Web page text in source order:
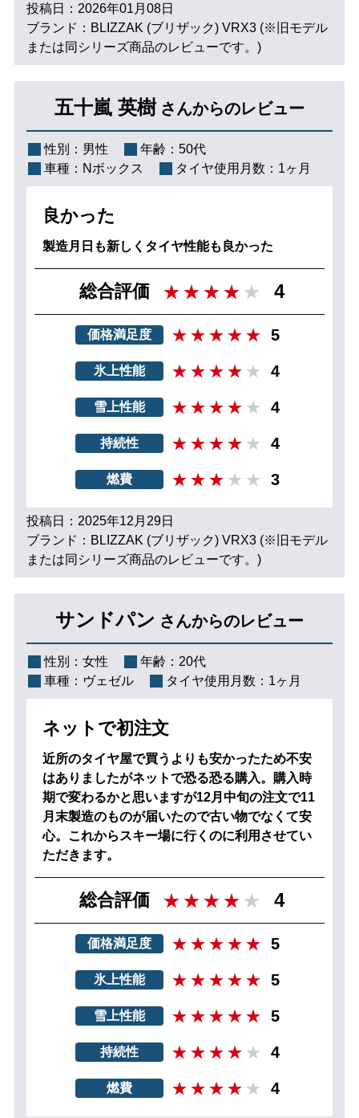
投稿日：2026年01月08日
ブランド：BLIZZAK (ブリザック) VRX3 (※旧モデル
または同シリーズ商品のレビューです。)
五十嵐 英樹 さんからのレビュー
性別： 男性 年齢： 50代
車種： Nボックス タイヤ使用月数： 1ヶ月
良かった
製造月日も新しくタイヤ性能も良かった
総合評価 4
価格満足度 5
氷上性能 4
雪上性能 4
持続性 4
燃費 3
投稿日：2025年12月29日
ブランド：BLIZZAK (ブリザック) VRX3 (※旧モデル
または同シリーズ商品のレビューです。)
サンドパン さんからのレビュー
性別： 女性 年齢： 20代
車種： ヴェゼル タイヤ使用月数： 1ヶ月
ネットで初注文
近所のタイヤ屋で買うよりも安かったため不安
はありましたがネットで恐る恐る購入。購入時
期で変わるかと思いますが12月中旬の注文で11
月末製造のものが届いたので古い物でなくて安
心。これからスキー場に行くのに利用させてい
ただきます。
総合評価 4
価格満足度 5
氷上性能 5
雪上性能 5
持続性 4
燃費 4